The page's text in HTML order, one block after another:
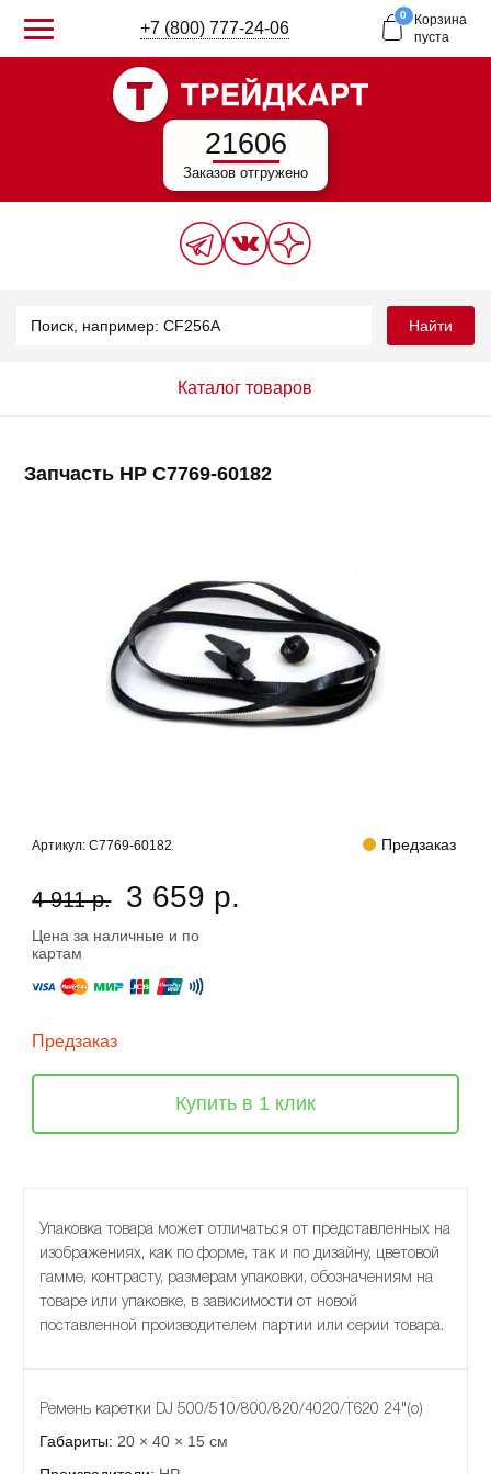
+7 (800) 777-24-06
0
Корзина
пуста
21606
Заказов отгружено
Найти
Каталог товаров
Запчасть HP C7769-60182
Артикул:C7769-60182 Предзаказ
4 911 р. 3 659 р.
Цена за наличные и по
картам
Предзаказ
Купить в 1 клик
Упаковка товара может отличаться от представленных на
изображениях, как по форме, так и по дизайну, цветовой
гамме, контрасту, размерам упаковки, обозначениям на
товаре или упаковке, в зависимости от новой
поставленной производителем партии или серии товара.
Ремень каретки DJ 500/510/800/820/4020/T620 24"(o)
Габариты: 20 × 40 × 15 см